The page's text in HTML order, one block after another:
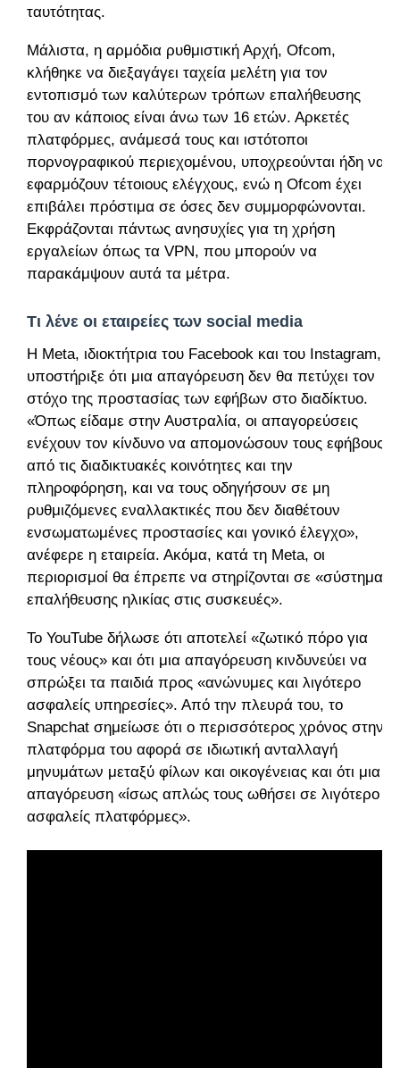
ταυτότητας.
Μάλιστα, η αρμόδια ρυθμιστική Αρχή, Ofcom,
κλήθηκε να διεξαγάγει ταχεία μελέτη για τον
εντοπισμό των καλύτερων τρόπων επαλήθευσης
του αν κάποιος είναι άνω των 16 ετών. Αρκετές
πλατφόρμες, ανάμεσά τους και ιστότοποι
πορνογραφικού περιεχομένου, υποχρεούνται ήδη να
εφαρμόζουν τέτοιους ελέγχους, ενώ η Ofcom έχει
επιβάλει πρόστιμα σε όσες δεν συμμορφώνονται.
Εκφράζονται πάντως ανησυχίες για τη χρήση
εργαλείων όπως τα VPN, που μπορούν να
παρακάμψουν αυτά τα μέτρα.
Τι λένε οι εταιρείες των social media
Η Meta, ιδιοκτήτρια του Facebook και του Instagram,
υποστήριξε ότι μια απαγόρευση δεν θα πετύχει τον
στόχο της προστασίας των εφήβων στο διαδίκτυο.
«Όπως είδαμε στην Αυστραλία, οι απαγορεύσεις
ενέχουν τον κίνδυνο να απομονώσουν τους εφήβους
από τις διαδικτυακές κοινότητες και την
πληροφόρηση, και να τους οδηγήσουν σε μη
ρυθμιζόμενες εναλλακτικές που δεν διαθέτουν
ενσωματωμένες προστασίες και γονικό έλεγχο»,
ανέφερε η εταιρεία. Ακόμα, κατά τη Meta, οι
περιορισμοί θα έπρεπε να στηρίζονται σε «σύστημα
επαλήθευσης ηλικίας στις συσκευές».
Το YouTube δήλωσε ότι αποτελεί «ζωτικό πόρο για
τους νέους» και ότι μια απαγόρευση κινδυνεύει να
σπρώξει τα παιδιά προς «ανώνυμες και λιγότερο
ασφαλείς υπηρεσίες». Από την πλευρά του, το
Snapchat σημείωσε ότι ο περισσότερος χρόνος στην
πλατφόρμα του αφορά σε ιδιωτική ανταλλαγή
μηνυμάτων μεταξύ φίλων και οικογένειας και ότι μια
απαγόρευση «ίσως απλώς τους ωθήσει σε λιγότερο
ασφαλείς πλατφόρμες».